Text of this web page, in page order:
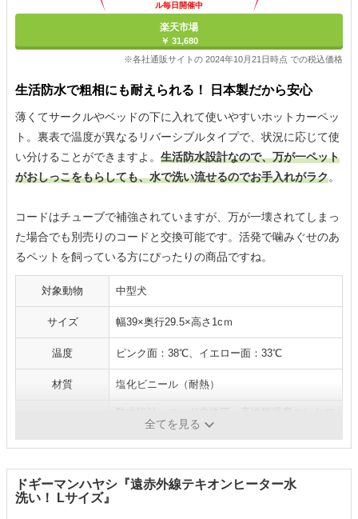
ル毎日開催中
楽天市場
￥ 31,680
※各社通販サイトの 2024年10月21日時点 での税込価格
生活防水で粗相にも耐えられる！ 日本製だから安心
薄くてサークルやベッドの下に入れて使いやすいホットカーペッ
ト。裏表で温度が異なるリバーシブルタイプで、状況に応じて使
い分けることができますよ。 生活防水設計なので、万が一ペット
がおしっこをもらしても、水で洗い流せるのでお手入れがラク。
コードはチューブで補強されていますが、万が一壊されてしまっ
た場合でも別売りのコードと交換可能です。活発で噛みぐせのあ
るペットを飼っている方にぴったりの商品ですね。
対象動物 中型犬
サイズ 幅39×奥行29.5×高さ1cｍ
温度 ピンク面：38℃、イエロー面：33℃
材質 塩化ビニール（耐熱）
ーラー全てを見る
ドギーマンハヤシ『遠赤外線テキオンヒーター水
洗い！ Lサイズ』